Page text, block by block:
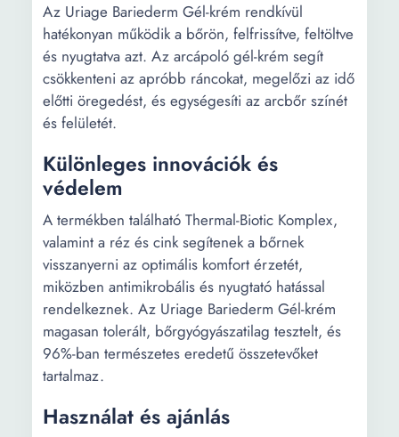
Az Uriage Bariederm Gél-krém rendkívül
hatékonyan működik a bőrön, felfrissítve, feltöltve
és nyugtatva azt. Az arcápoló gél-krém segít
csökkenteni az apróbb ráncokat, megelőzi az idő
előtti öregedést, és egységesíti az arcbőr színét
és felületét.
Különleges innovációk és
védelem
A termékben található Thermal-Biotic Komplex,
valamint a réz és cink segítenek a bőrnek
visszanyerni az optimális komfort érzetét,
miközben antimikrobális és nyugtató hatással
rendelkeznek. Az Uriage Bariederm Gél-krém
magasan tolerált, bőrgyógyászatilag tesztelt, és
96%-ban természetes eredetű összetevőket
tartalmaz.
Használat és ajánlás